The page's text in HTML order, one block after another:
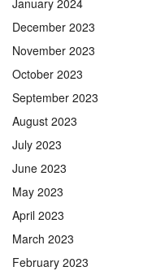
December 2023
November 2023
October 2023
September 2023
August 2023
July 2023
June 2023
May 2023
April 2023
March 2023
February 2023